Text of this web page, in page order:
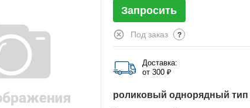
Запросить
Под заказ ?
Доставка:
от 300 ₽
роликовый однорядный тип